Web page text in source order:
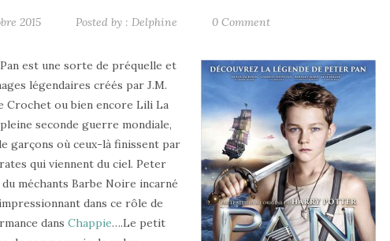
2015 Posted by : Delphine 0 Comment
est une sorte de préquelle et
légendaires créés par J.M.
Crochet ou bien encore Lili La
seconde guerre mondiale,
garçons où ceux-là finissent par
qui viennent du ciel. Peter
méchants Barbe Noire incarné
dans ce rôle de
dans Chappie….Le petit